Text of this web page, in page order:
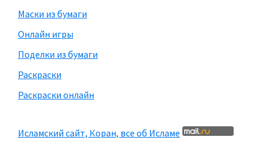
Маски из бумаги
Онлайн игры
Поделки из бумаги
Раскраски
Раскраски онлайн
Исламский сайт, Коран, все об Исламе